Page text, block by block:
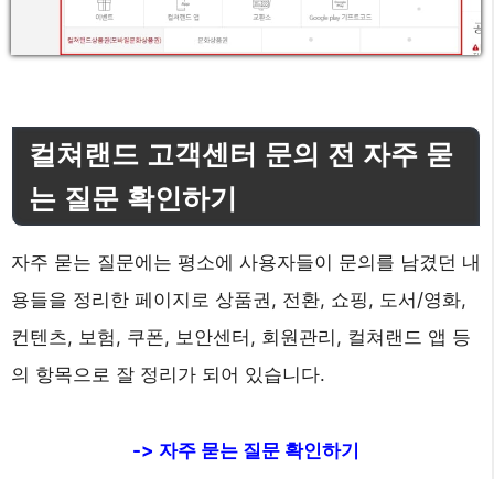
컬쳐랜드 고객센터 문의 전 자주 묻
는 질문 확인하기
자주 묻는 질문에는 평소에 사용자들이 문의를 남겼던 내
용들을 정리한 페이지로 상품권, 전환, 쇼핑, 도서/영화,
컨텐츠, 보험, 쿠폰, 보안센터, 회원관리, 컬쳐랜드 앱 등
의 항목으로 잘 정리가 되어 있습니다.
-> 자주 묻는 질문 확인하기